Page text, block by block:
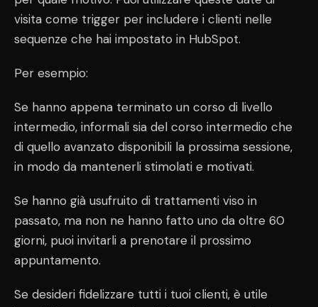
visita come trigger per includere i clienti nelle
sequenze che hai impostato in HubSpot.
Per esempio:
Se hanno appena terminato un corso di livello
intermedio, informali sia del corso intermedio che
di quello avanzato disponibili la prossima sessione,
in modo da mantenerli stimolati e motivati.
Se hanno già usufruito di trattamenti viso in
passato, ma non ne hanno fatto uno da oltre 60
giorni, puoi invitarli a prenotare il prossimo
appuntamento.
Se desideri fidelizzare tutti i tuoi clienti, è utile